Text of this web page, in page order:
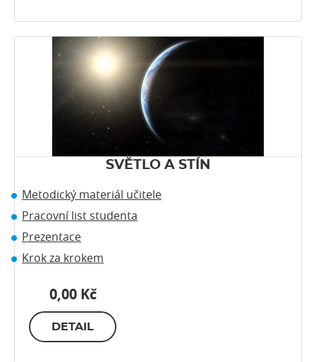
SVĚTLO A STÍN
Metodický materiál učitele
Pracovní list studenta
Prezentace
Krok za krokem
0,00 Kč
DETAIL